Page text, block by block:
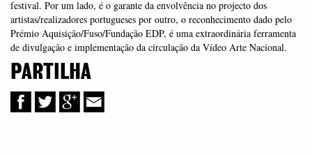
festival. Por um lado, é o garante da envolvência no projecto dos
artistas/realizadores portugueses por outro, o reconhecimento dado pelo
Prémio Aquisição/Fuso/Fundação EDP, é uma extraordinária ferramenta
de divulgação e implementação da circulação da Vídeo Arte Nacional.
PARTILHA